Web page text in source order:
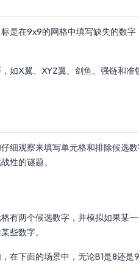
是在9x9的网格中填写缺失的数
如X翼、XYZ翼、剑鱼、强链和
细观察来填写单元格和排除候选
性的谜题。
两个候选数字，并模拟如果某
些数字。
下面的场景中，无论B1是8还是